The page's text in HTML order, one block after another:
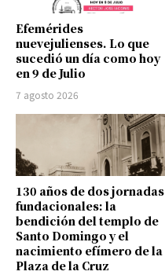
Efemérides
nuevejulienses. Lo que
sucedió un día como hoy
en 9 de Julio
7 agosto 2026
130 años de dos jornadas
fundacionales: la
bendición del templo de
Santo Domingo y el
nacimiento efímero de la
Plaza de la Cruz